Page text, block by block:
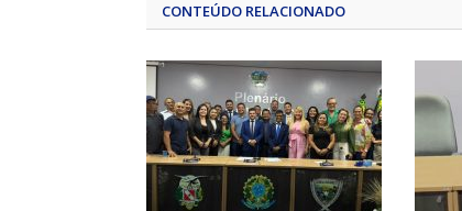
CONTEÚDO RELACIONADO